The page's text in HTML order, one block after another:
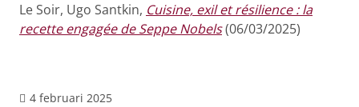
Le Soir, Ugo Santkin, Cuisine, exil et résilience : la
recette engagée de Seppe Nobels(06/03/2025)
4 februari 2025